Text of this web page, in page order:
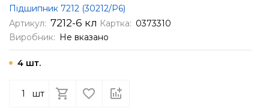
Підшипник 7212 (30212/Р6)
Артикул: 7212-6 кл Картка: 0373310
Виробник: Не вказано
4 шт.
шт